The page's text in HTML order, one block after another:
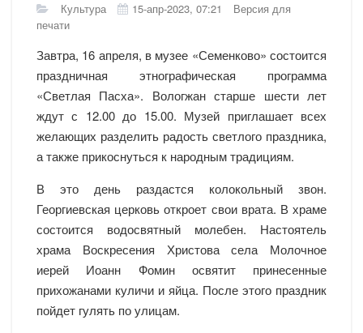
Культура 15-апр-2023, 07:21
Версия для
печати
Завтра, 16 апреля, в музее «Семенково» состоится
праздничная этнографическая программа
«Светлая Пасха». Вологжан старше шести лет
ждут с 12.00 до 15.00. Музей приглашает всех
желающих разделить радость светлого праздника,
а также прикоснуться к народным традициям.
В это день раздастся колокольный звон.
Георгиевская церковь откроет свои врата. В храме
состоится водосвятный молебен. Настоятель
храма Воскресения Христова села Молочное
иерей Иоанн Фомин освятит принесенные
прихожанами куличи и яйца. После этого праздник
пойдет гулять по улицам.